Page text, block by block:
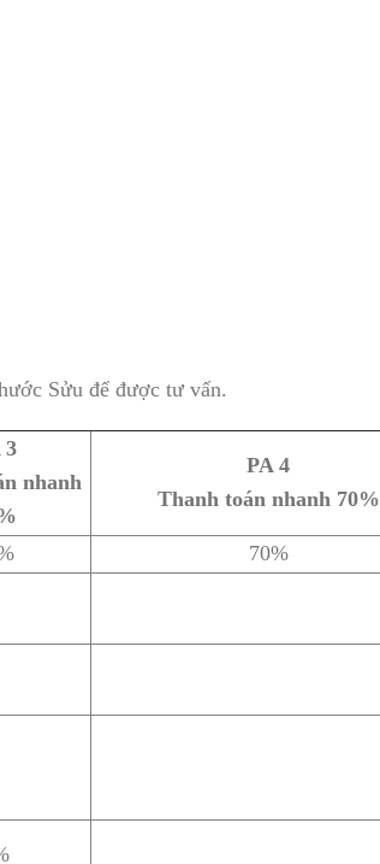
Sửu để được tư vấn.
3
nhanh
PA 4
Thanh toán nhanh 70%
70%